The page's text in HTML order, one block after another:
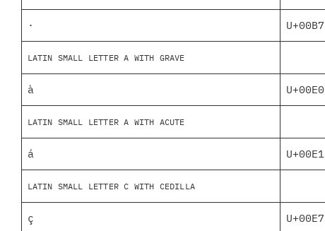
· U+00B7
LATIN SMALL LETTER A WITH GRAVE
à U+00E0
LATIN SMALL LETTER A WITH ACUTE
á U+00E1
LATIN SMALL LETTER C WITH CEDILLA
ç U+00E7